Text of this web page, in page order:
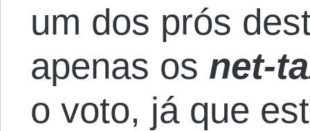
um dos prós
apenas os net-
o voto, já que